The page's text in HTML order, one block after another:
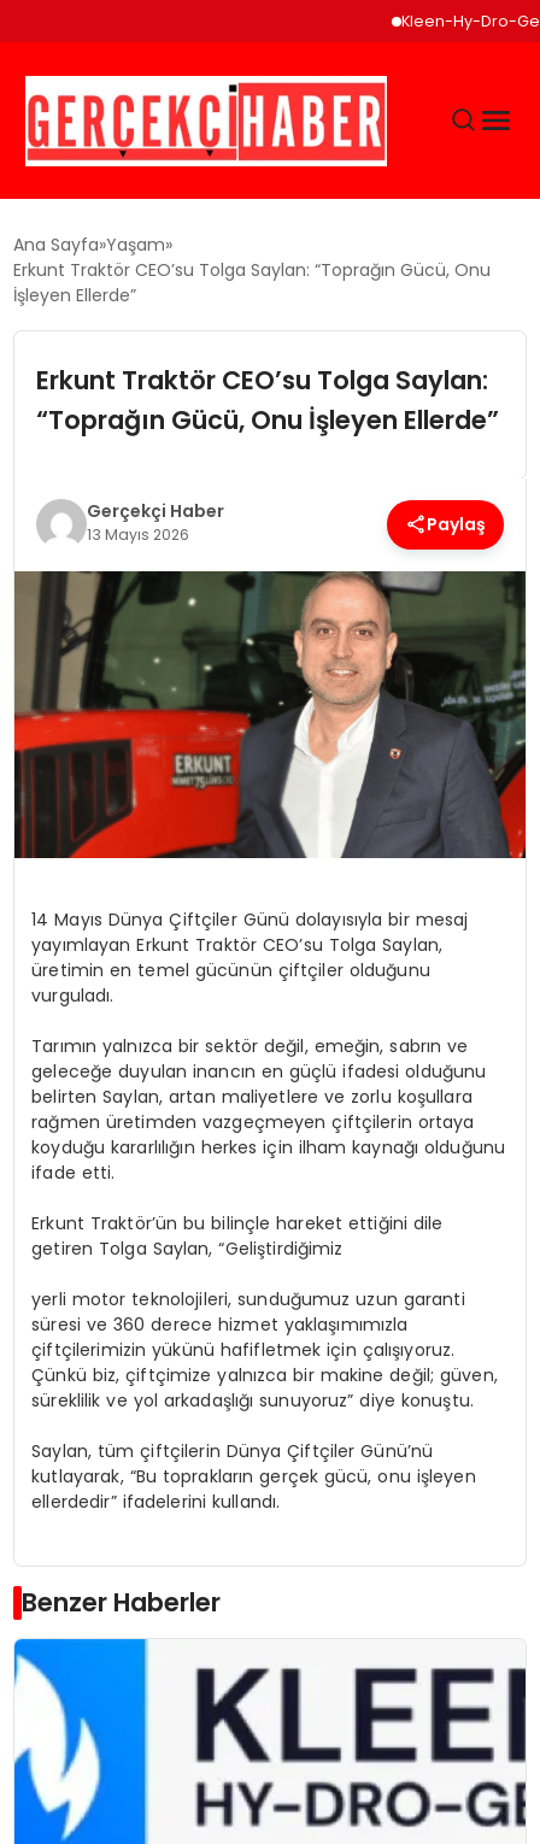
Kleen-Hy-Dro-Gen
GÜNCEL
EĞITIM
EKONOMI
SAĞLIK
SPOR
TEKNOLOJI
YAŞAM
Ana Sayfa Yaşam
Erkunt Traktör CEO’su Tolga Saylan: “Toprağın Gücü, Onu
İşleyen Ellerde”
Erkunt Traktör CEO’su Tolga Saylan:
“Toprağın Gücü, Onu İşleyen Ellerde”
Gerçekçi Haber
13 Mayıs 2026 Paylaş
14 Mayıs Dünya Çiftçiler Günü dolayısıyla bir mesaj
yayımlayanErkunt Traktör CEO’su Tolga Saylan,
üretimin en temel gücünün çiftçiler olduğunu
vurguladı.
Tarımın yalnızca bir sektör değil, emeğin, sabrın ve
geleceğe duyulan inancın en güçlü ifadesi olduğunu
belirten Saylan, artan maliyetlere ve zorlu koşullara
rağmen üretimden vazgeçmeyen çiftçilerin ortaya
koyduğu kararlılığın herkes için ilham kaynağı olduğunu
ifade etti.
Erkunt Traktör’ün bu bilinçle hareket ettiğini dile
getiren Tolga Saylan, “Geliştirdiğimiz
yerli motor teknolojileri, sunduğumuz uzun garanti
süresi ve 360 derece hizmet yaklaşımımızla
çiftçilerimizin yükünü hafifletmek için çalışıyoruz.
Çünkü biz, çiftçimize yalnızca bir makine değil; güven,
süreklilik ve yol arkadaşlığı sunuyoruz” diye konuştu.
Saylan, tüm çiftçilerin Dünya Çiftçiler Günü’nü
kutlayarak, “Bu toprakların gerçek gücü, onu işleyen
ellerdedir” ifadelerini kullandı.
Benzer Haberler